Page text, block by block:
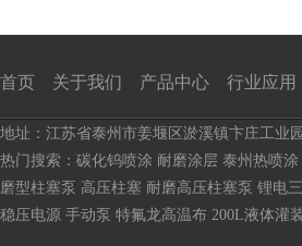
首页 关于我们 产品中心 行业应用
地址：江苏省泰州市姜堰区淤溪镇卞庄工
热门搜索： 碳化钨喷涂 耐磨涂层 泰州热喷
磨型柱塞泵 高压柱塞 耐磨高压柱塞泵 锂电
稳压电源 手动泵 特氟龙高温布 200L液体灌